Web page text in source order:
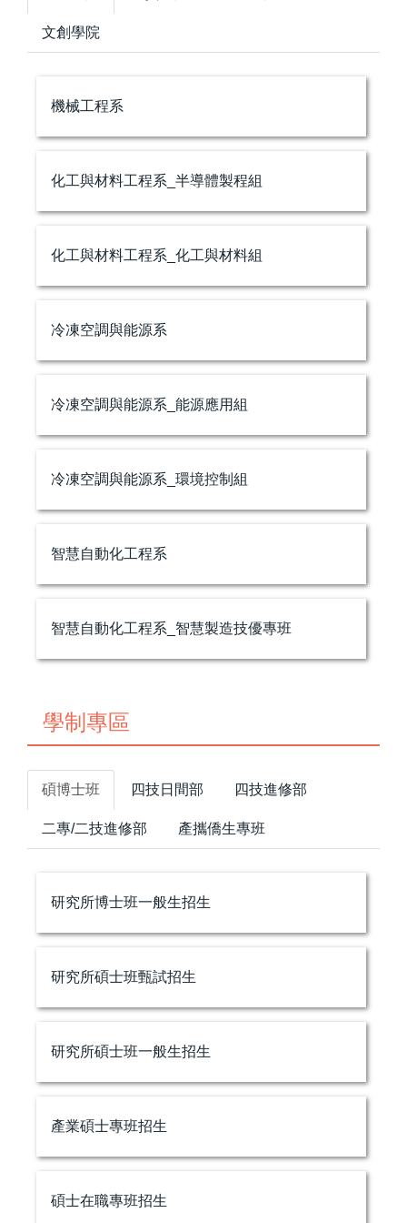
文創學院
機械工程系
化工與材料工程系_半導體製程組
化工與材料工程系_化工與材料組
冷凍空調與能源系
冷凍空調與能源系_能源應用組
冷凍空調與能源系_環境控制組
智慧自動化工程系
智慧自動化工程系_智慧製造技優專班
學制專區
碩博士班 四技日間部 四技進修部
二專/二技進修部 產攜僑生專班
研究所博士班一般生招生
研究所碩士班甄試招生
研究所碩士班一般生招生
產業碩士專班招生
碩士在職專班招生